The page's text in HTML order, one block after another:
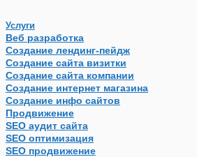
Услуги
Веб разработка
Создание лендинг-пейдж
Создание сайта визитки
Создание сайта компании
Создание интернет магазина
Создание инфо сайтов
Продвижение
SEO аудит сайта
SEO оптимизация
SEO продвижение